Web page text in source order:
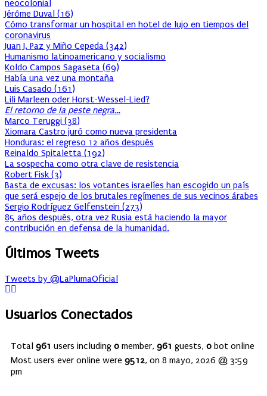
neocolonial
Jérôme Duval (16)
Cómo transformar un hospital en hotel de lujo en tiempos del
coronavirus
Juan J. Paz y Miño Cepeda (342)
Humanismo latinoamericano y socialismo
Koldo Campos Sagaseta (69)
Había una vez una montaña
Luis Casado (161)
Lili Marleen oder Horst-Wessel-Lied?
El retorno de la peste negra…
Marco Teruggi (38)
Xiomara Castro juró como nueva presidenta
Honduras: el regreso 12 años después
Reinaldo Spitaletta (192)
La sospecha como otra clave de resistencia
Robert Fisk (3)
Basta de excusas: los votantes israelíes han escogido un país
que será espejo de los brutales regímenes de sus vecinos árabes
Sergio Rodríguez Gelfenstein (273)
85 años después, otra vez Rusia está haciendo la mayor
contribución en defensa de la humanidad.
Últimos Tweets
Tweets by @LaPlumaOficial
Usuarios Conectados
Total 961 users including 0 member, 961 guests, 0 bot online
Most users ever online were 9512, on 8 mayo, 2026 @ 3:59
pm